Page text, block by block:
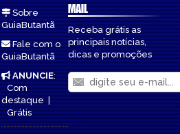
Sobre
GuiaButantã
Fale com o
GuiaButantã
ANUNCIE:
Com
destaque|
Grátis
MAIL
Receba grátis as
principais notícias,
dicas e promoções